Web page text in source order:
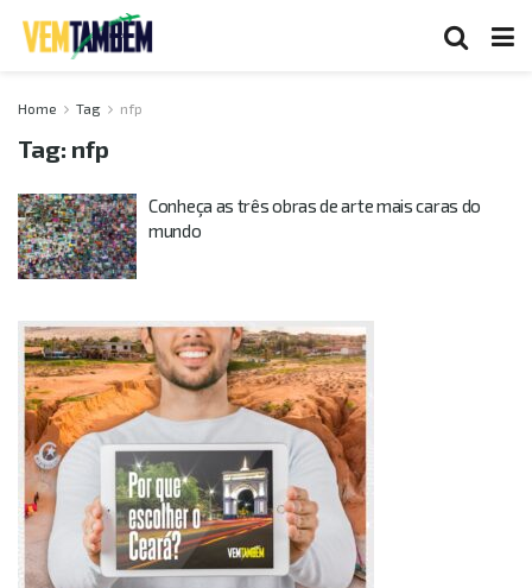
Home Tag nfp
Tag: nfp
Conheça as três obras de arte mais caras do
mundo